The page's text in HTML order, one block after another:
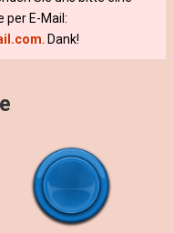
per E-Mail:
. Dank!